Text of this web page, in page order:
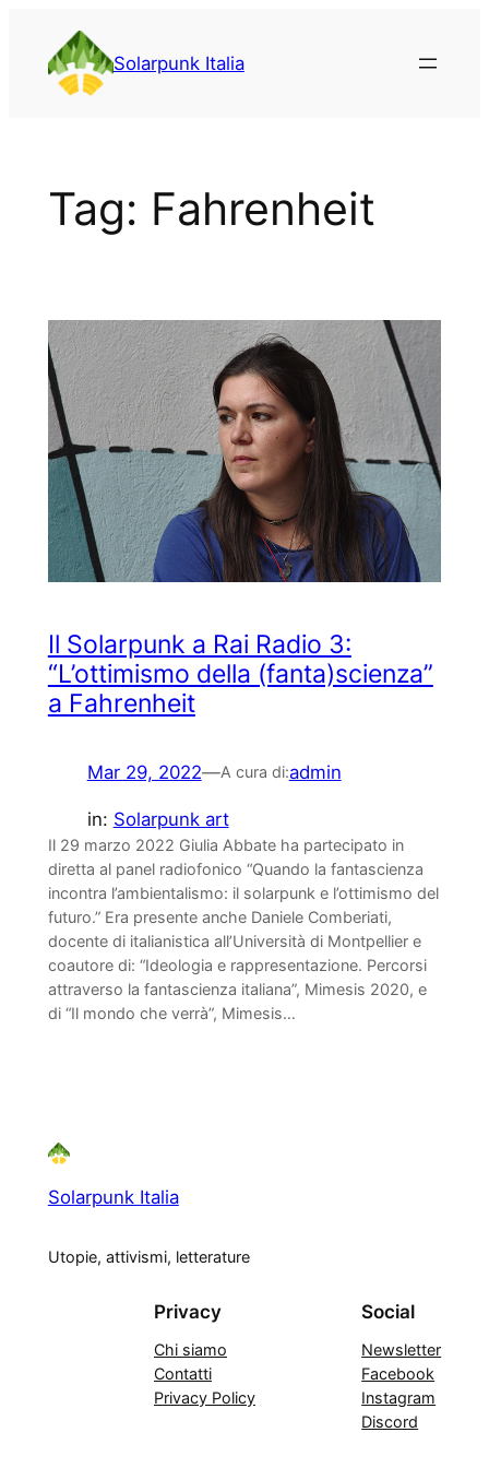
contenuto
Solarpunk Italia
Tag: Fahrenheit
Il Solarpunk a Rai Radio 3:
“L’ottimismo della (fanta)scienza”
a Fahrenheit
Mar 29, 2022—A cura di:admin
in: Solarpunk art
Il 29 marzo 2022 Giulia Abbate ha partecipato in
diretta al panel radiofonico “Quando la fantascienza
incontra l’ambientalismo: il solarpunk e l’ottimismo del
futuro.” Era presente anche Daniele Comberiati,
docente di italianistica all’Università di Montpellier e
coautore di: “Ideologia e rappresentazione. Percorsi
attraverso la fantascienza italiana”, Mimesis 2020, e
di “Il mondo che verrà”, Mimesis…
Solarpunk Italia
Utopie, attivismi, letterature
Privacy
Chi siamo
Contatti
Privacy Policy
Social
Newsletter
Facebook
Instagram
Discord